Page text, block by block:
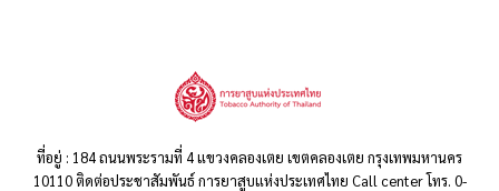
ที่อยู่ : 184 ถนนพระรามที่ 4 แขวงคลองเตย เขตคลองเตย กรุงเทพมหานคร
10110 ติดต่อประชาสัมพันธ์ การยาสูบแห่งประเทศไทย Call center โทร. 0-